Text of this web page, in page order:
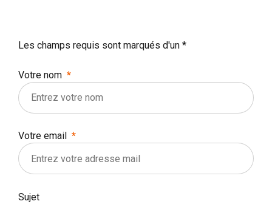
Les champs requis sont marqués d'un *
Votre nom
Votre email
Sujet